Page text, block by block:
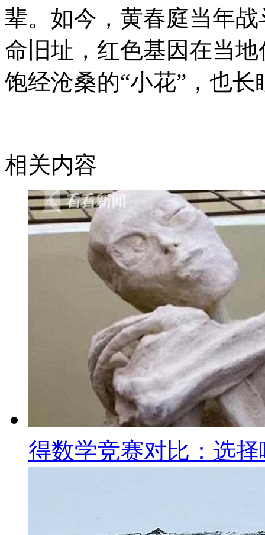
辈。如今，黄春庭当年
命旧址，红色基因在当
饱经沧桑的“小花”，也
相关内容
得数学竞赛对比：选